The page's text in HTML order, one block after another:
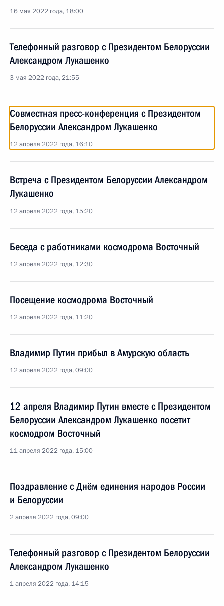
16 мая 2022 года, 18:00
Телефонный разговор с Президентом Белоруссии
Александром Лукашенко
3 мая 2022 года, 21:55
Совместная пресс-конференция с Президентом
Белоруссии Александром Лукашенко
12 апреля 2022 года, 16:10
Встреча с Президентом Белоруссии Александром
Лукашенко
12 апреля 2022 года, 15:20
Беседа с работниками космодрома Восточный
12 апреля 2022 года, 12:30
Посещение космодрома Восточный
12 апреля 2022 года, 11:20
Владимир Путин прибыл в Амурскую область
12 апреля 2022 года, 09:00
12 апреля Владимир Путин вместе с Президентом
Белоруссии Александром Лукашенко посетит
космодром Восточный
11 апреля 2022 года, 15:00
Поздравление с Днём единения народов России
и Белоруссии
2 апреля 2022 года, 09:00
Телефонный разговор с Президентом Белоруссии
Александром Лукашенко
1 апреля 2022 года, 14:15